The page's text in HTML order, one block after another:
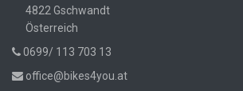
4822 Gschwandt
Österreich
0699/ 113 703 13
office@bikes4you.at